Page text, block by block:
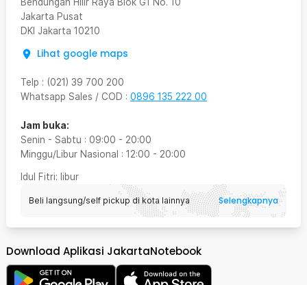
Jakarta Pusat
DKI Jakarta 10210
Lihat google maps
Telp : (021) 39 700 200
Whatsapp Sales / COD : 0896 135 222 00
Jam buka:
Senin - Sabtu : 09:00 - 20:00
Minggu/Libur Nasional : 12:00 - 20:00
Idul Fitri: libur
Beli langsung/self pickup di kota lainnya Selengkapnya
Download Aplikasi JakartaNotebook